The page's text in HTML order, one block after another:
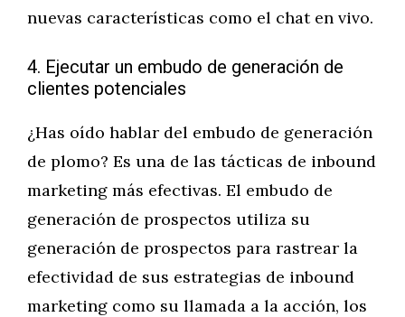
nuevas características como el chat en vivo.
4. Ejecutar un embudo de generación de
clientes potenciales
¿Has oído hablar del embudo de generación
de plomo? Es una de las tácticas de inbound
marketing más efectivas. El embudo de
generación de prospectos utiliza su
generación de prospectos para rastrear la
efectividad de sus estrategias de inbound
marketing como su llamada a la acción, los